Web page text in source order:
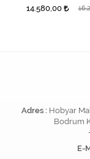
14.580,00
Adres : Hobyar
Bodrum
E-